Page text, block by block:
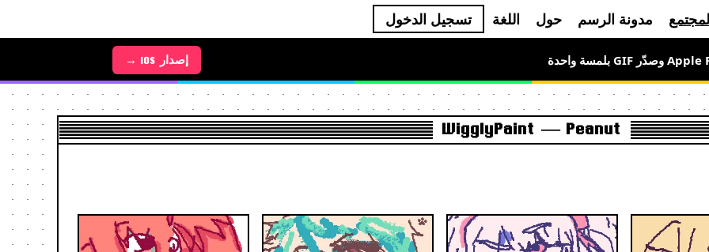
مدونة الرسم حول اللغة تسجيل الدخول
إصدار Android →إصدار iOS →
WigglyPaint — Peanut